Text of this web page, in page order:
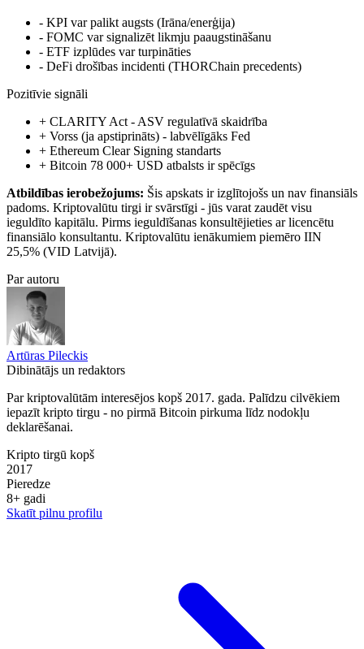
- KPI var palikt augsts (Irāna/enerģija)
- FOMC var signalizēt likmju paaugstināšanu
- ETF izplūdes var turpināties
- DeFi drošības incidenti (THORChain precedents)
Pozitīvie signāli
+ CLARITY Act - ASV regulatīvā skaidrība
+ Vorss (ja apstiprināts) - labvēlīgāks Fed
+ Ethereum Clear Signing standarts
+ Bitcoin 78 000+ USD atbalsts ir spēcīgs
Atbildības ierobežojums: Šis apskats ir izglītojošs un nav finansiāls
padoms. Kriptovalūtu tirgi ir svārstīgi - jūs varat zaudēt visu
ieguldīto kapitālu. Pirms ieguldīšanas konsultējieties ar licencētu
finansiālo konsultantu. Kriptovalūtu ienākumiem piemēro IIN
25,5% (VID Latvijā).
Par autoru
Artūras Pileckis
Dibinātājs un redaktors
Par kriptovalūtām interesējos kopš 2017. gada. Palīdzu cilvēkiem
iepazīt kripto tirgu - no pirmā Bitcoin pirkuma līdz nodokļu
deklarēšanai.
Kripto tirgū kopš
2017
Pieredze
8+ gadi
Skatīt pilnu profilu